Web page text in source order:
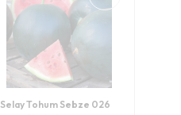
Selay Tohum Sebze 026